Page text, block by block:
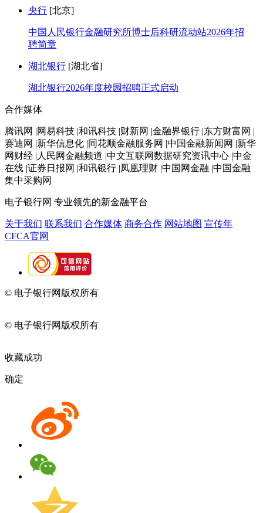
央行 [北京]
中国人民银行金融研究所博士后科研流动站2026年招
聘简章
湖北银行 [湖北省]
湖北银行2026年度校园招聘正式启动
合作媒体
腾讯网 |网易科技 |和讯科技 |财新网 |金融界银行 |东方财富网 |
赛迪网 |新华信息化 |同花顺金融服务网 |中国金融新闻网 |新华
网财经 |人民网金融频道 |中文互联网数据研究资讯中心 |中金
在线 |证券日报网 |和讯银行 |凤凰理财 |中国网金融 |中国金融
集中采购网
电子银行网 专业领先的新金融平台
关于我们 联系我们 合作媒体 商务合作 网站地图 宣传年
CFCA官网
© 电子银行网版权所有
© 电子银行网版权所有
收藏成功
确定